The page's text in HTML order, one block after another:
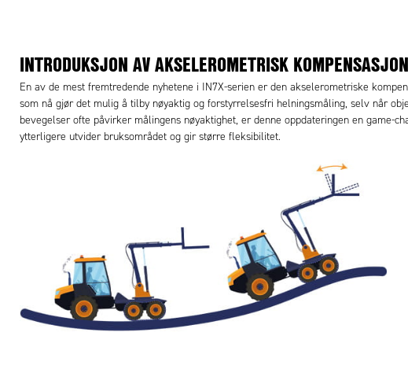
INTRODUKSJON AV AKSELEROMETRISK KOMPENSASJON
En av de mest fremtredende nyhetene i IN7X-serien er den akselerometriske
som nå gjør det mulig å tilby nøyaktig og forstyrrelsesfri helningsmåling, selv når
bevegelser ofte påvirker målingens nøyaktighet, er denne oppdateringen en game-
ytterligere utvider bruksområdet og gir større fleksibilitet.